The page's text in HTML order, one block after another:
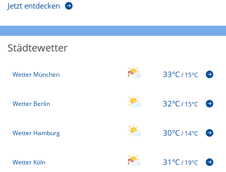
Jetzt entdecken
Städtewetter
Wetter München 33°C/15°C
Wetter Berlin 32°C/15°C
Wetter Hamburg 30°C/14°C
Wetter Köln 31°C/19°C